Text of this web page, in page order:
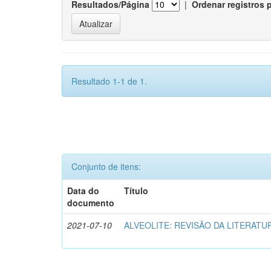
Resultados/Página | Ordenar registros
Resultado 1-1 de 1.
Conjunto de itens:
Data do
documento
Título
2021-07-10 ALVEOLITE: REVISÃO DA